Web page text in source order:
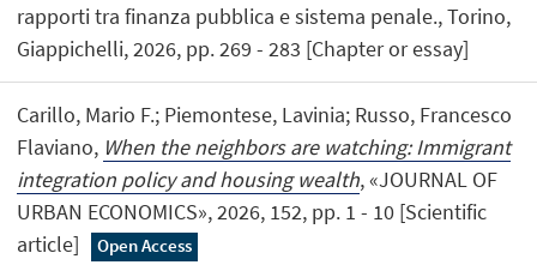
rapporti tra finanza pubblica e sistema penale., Torino,
Giappichelli, 2026, pp. 269 - 283 [Chapter or essay]
Carillo, Mario F.; Piemontese, Lavinia; Russo, Francesco
Flaviano, When the neighbors are watching: Immigrant
integration policy and housing wealth, «JOURNAL OF
URBAN ECONOMICS», 2026, 152, pp. 1 - 10 [Scientific
article]
Open Access